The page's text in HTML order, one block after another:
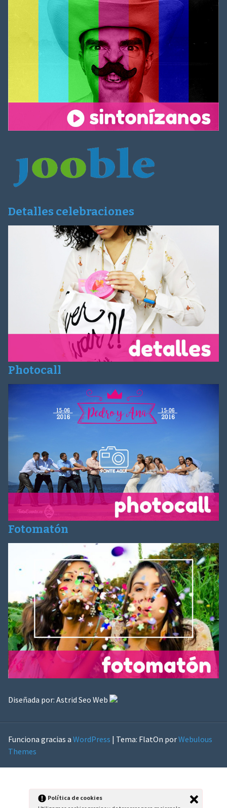
Detalles celebraciones
Photocall
Fotomatón
Diseñada por: Astrid Seo Web
Funciona gracias a WordPress | Tema: FlatOn porWebulous
Themes
Política de cookies